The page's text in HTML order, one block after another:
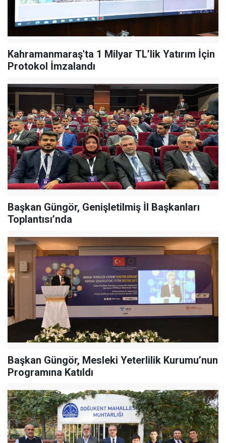
Kahramanmaraş'ta 1 Milyar TL’lik Yatırım İçin
Protokol İmzalandı
Başkan Güngör, Genişletilmiş İl Başkanları
Toplantısı’nda
Başkan Güngör, Mesleki Yeterlilik Kurumu’nun
Programına Katıldı